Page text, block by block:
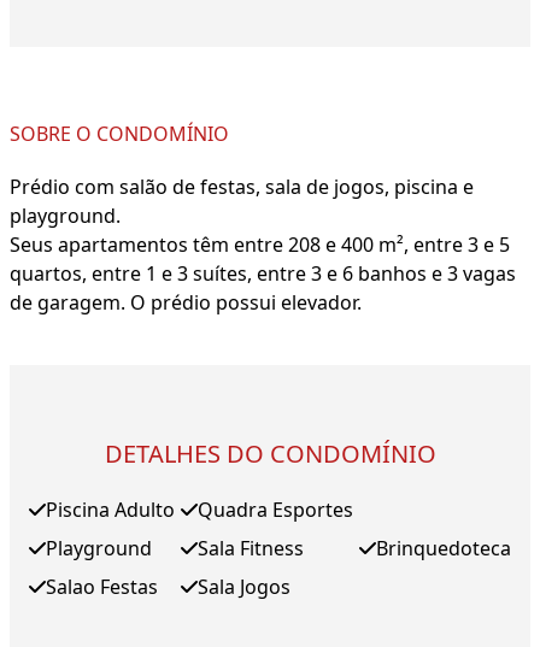
SOBRE O CONDOMÍNIO
Prédio com salão de festas, sala de jogos, piscina e
playground.
Seus apartamentos têm entre 208 e 400 m², entre 3 e 5
quartos, entre 1 e 3 suítes, entre 3 e 6 banhos e 3 vagas
de garagem. O prédio possui elevador.
DETALHES DO CONDOMÍNIO
Piscina Adulto
Playground
Salao Festas
Quadra Esportes
Sala Fitness
Sala Jogos
Brinquedoteca